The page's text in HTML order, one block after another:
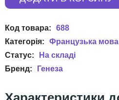
688
Французька мова
Генеза